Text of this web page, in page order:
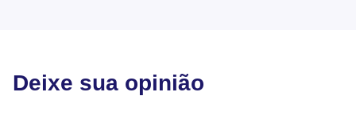
Deixe sua opinião